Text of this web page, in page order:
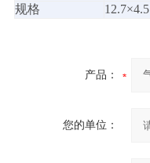
规格
12.7×4.5
产品：
您的单位：